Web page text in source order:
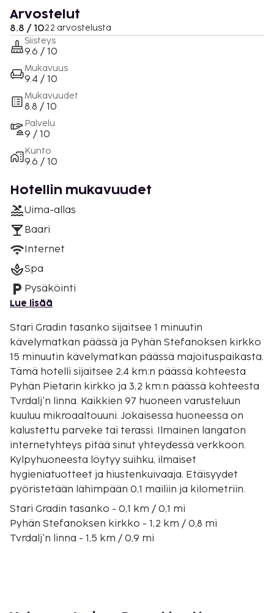
Arvostelut
8.8 / 1022 arvostelusta
Siisteys
9.6 / 10
Mukavuus
9.4 / 10
Mukavuudet
8.8 / 10
Palvelu
9 / 10
Kunto
9.6 / 10
Hotellin mukavuudet
Uima-allas
Baari
Internet
Spa
Pysäköinti
Lue lisää
Stari Gradin tasanko sijaitsee 1 minuutin
kävelymatkan päässä ja Pyhän Stefanoksen kirkko
15 minuutin kävelymatkan päässä majoituspaikasta.
Tämä hotelli sijaitsee 2,4 km:n päässä kohteesta
Pyhän Pietarin kirkko ja 3,2 km:n päässä kohteesta
Tvrdalj'n linna. Kaikkien 97 huoneen varusteluun
kuuluu mikroaaltouuni. Jokaisessa huoneessa on
kalustettu parveke tai terassi. Ilmainen langaton
internetyhteys pitää sinut yhteydessä verkkoon.
Kylpyhuoneesta löytyy suihku, ilmaiset
hygieniatuotteet ja hiustenkuivaaja. Etäisyydet
pyöristetään lähimpään 0,1 mailiin ja kilometriin.
Stari Gradin tasanko - 0,1 km / 0,1 mi
Pyhän Stefanoksen kirkko - 1,2 km / 0,8 mi
Tvrdalj'n linna - 1,5 km / 0,9 mi